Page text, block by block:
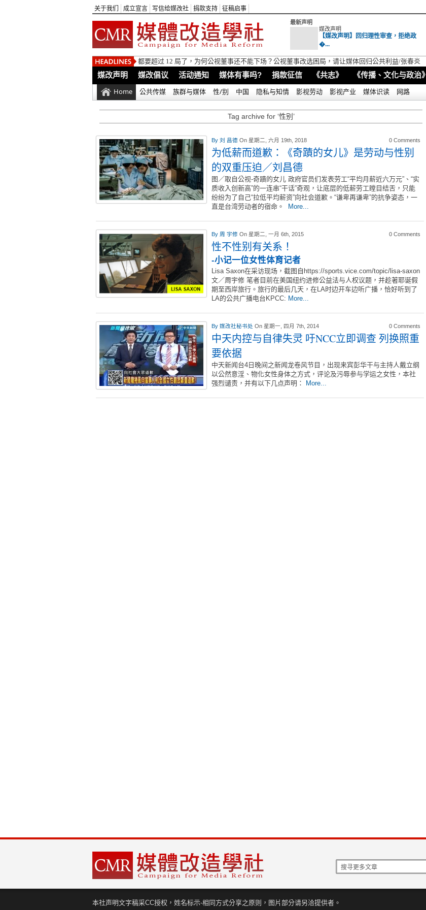
关于我们 成立宣言 写信给媒改社 捐款支持 征稿启事
最新声明
媒改声明
【媒改声明】回归理性审查，拒绝政
�...
都要超过 12 局了，为何公视董事还不能下场？公视董事改选困局，请让媒体回归公共利益/张春炎
媒改声明 媒改倡议 活动通知 媒体有事吗? 捐款征信 《共志》 《传播、文化与政治》
Home 公共传媒 族群与媒体 性/别 中国 隐私与知情 影视劳动 影视产业 媒体识读 网路
Tag archive for ‘性别’
By 刘 昌德 On 星期二, 六月 19th, 2018 0 Comments
为低薪而道歉：《奇蹟的女儿》是劳动与性别
的双重压迫／刘昌德
图／取自公视-奇蹟的女儿 政府官员们发表劳工“平均月薪近六万元”、“实
质收入创新高”的一连串“干话”奇观，让底层的低薪劳工瞠目结舌，只能
纷纷为了自己“拉低平均薪资”向社会道歉。“谦卑再谦卑”的抗争姿态，一
直是台湾劳动者的宿命。
More...
By 周 宇修 On 星期二, 一月 6th, 2015 0 Comments
性不性别有关系！
-小记一位女性体育记者
Lisa Saxon在采访现场，截图自https://sports.vice.com/topic/lisa-saxon
文／周宇修 笔者目前在美国纽约进修公益法与人权议题，并趁著耶诞假
期至西岸旅行。旅行的最后几天，在LA时边开车边听广播，恰好听到了
LA的公共广播电台KPCC: More...
By 媒改社秘书处 On 星期一, 四月 7th, 2014 0 Comments
中天内控与自律失灵 吁NCC立即调查 列换照重
要依据
中天新闻台4日晚间之新闻龙卷风节目，出现来宾彭华干与主持人戴立纲
以公然意淫、物化女性身体之方式，评论及污辱参与学运之女性，本社
强烈谴责，并有以下几点声明：
More...
本社声明文字稿采CC授权，姓名标示-相同方式分享之原则，图片部分请另洽提供者。